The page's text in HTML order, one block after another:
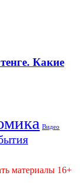
Какие
Видео
материалы 16+